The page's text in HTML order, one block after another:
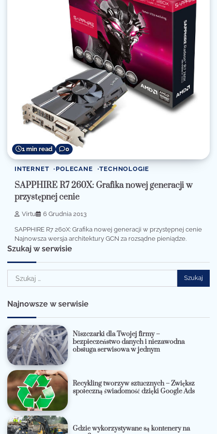
1 min read 0
INTERNET POLECANE TECHNOLOGIE
SAPPHIRE R7 260X: Grafika nowej generacji w
przystępnej cenie
Virtu 6 Grudnia 2013
SAPPHIRE R7 260X: Grafika nowej generacji w przystępnej cenie
Najnowsza wersja architektury GCN za rozsądne pieniądze.
Szukaj w serwisie
Szukaj:
Najnowsze w serwisie
Niszczarki dla Twojej firmy –
bezpieczeństwo danych i niezawodna
obsługa serwisowa w jednym
Recykling tworzyw sztucznych – Zwiększ
społeczną świadomość dzięki Google Ads
Gdzie wykorzystywane są kontenery na